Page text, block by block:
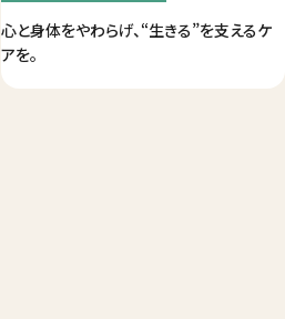
心と身体をやわらげ、“生きる”を支えるケ
アを。